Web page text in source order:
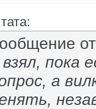
пока
а